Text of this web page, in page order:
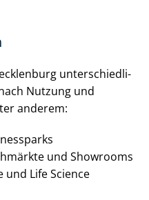
un­ter­schied­li­
Nutzung und
anderem:
und Showrooms
Life Science